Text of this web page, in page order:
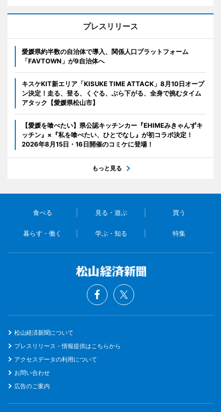
プレスリリース
愛媛県約半数の自治体で導入、関係人口プラットフォーム
「FAVTOWN」が9自治体へ
キスケKIT新エリア「KISUKE TIME ATTACK」8月10日オープ
ン決定！走る、登る、くぐる、ぶら下がる、全身で挑むタイム
アタック【愛媛県松山市】
【愛媛を喰べたい】県公認キッチンカー『EHIMEみきゃんずキ
ッチン』×『私を喰べたい、ひとでなし』が初コラボ決定！
2026年8月15日・16日開催のコミケに登場！
もっと見る
食べる 見る・遊ぶ 買う
暮らす・働く 学ぶ・知る 特集
松山経済新聞について
プレスリリース・情報提供はこちらから
アクセスデータの利用について
お問い合わせ
広告のご案内